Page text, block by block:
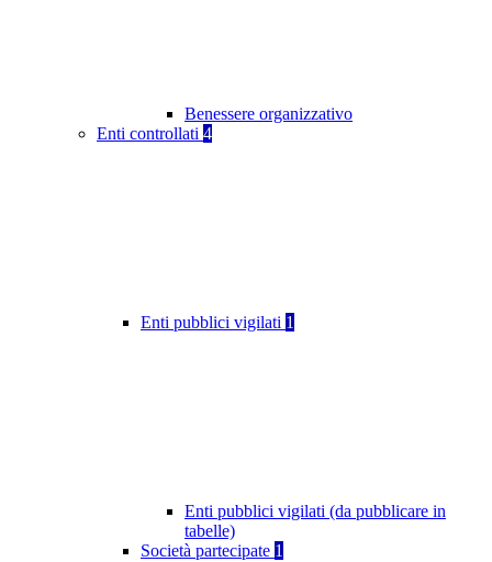
Benessere organizzativo
Enti controllati 4
Enti pubblici vigilati 1
Enti pubblici vigilati (da pubblicare in
tabelle)
Società partecipate 1